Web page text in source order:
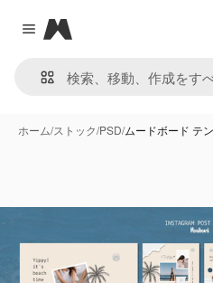
Close menu
Magnific
ホーム/ストック/PSD/ムードボード テ